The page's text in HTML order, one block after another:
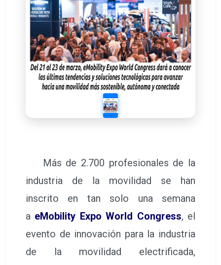
Más de 2.700 profesionales de la
industria de la movilidad se han
inscrito en tan solo una semana
a eMobility Expo World Congress, el
evento de innovación para la industria
de la movilidad electrificada,